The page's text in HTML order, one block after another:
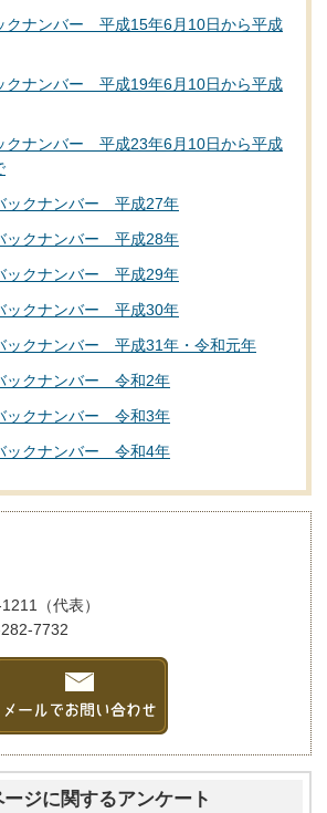
クナンバー 平成15年6月10日から平成
クナンバー 平成19年6月10日から平成
クナンバー 平成23年6月10日から平成
クナンバー 平成27年
クナンバー 平成28年
クナンバー 平成29年
クナンバー 平成30年
クナンバー 平成31年・令和元年
クナンバー 令和2年
クナンバー 令和3年
クナンバー 令和4年
（代表）
7732
ージに関するアンケート